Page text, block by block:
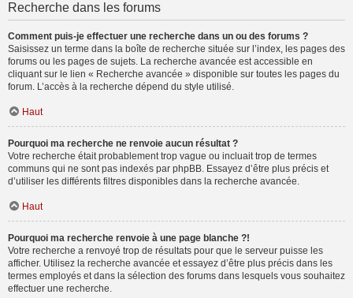
Recherche dans les forums
Comment puis-je effectuer une recherche dans un ou des forums ?
Saisissez un terme dans la boîte de recherche située sur l’index, les pages des
forums ou les pages de sujets. La recherche avancée est accessible en
cliquant sur le lien « Recherche avancée » disponible sur toutes les pages du
forum. L’accès à la recherche dépend du style utilisé.
Haut
Pourquoi ma recherche ne renvoie aucun résultat ?
Votre recherche était probablement trop vague ou incluait trop de termes
communs qui ne sont pas indexés par phpBB. Essayez d’être plus précis et
d’utiliser les différents filtres disponibles dans la recherche avancée.
Haut
Pourquoi ma recherche renvoie à une page blanche ?!
Votre recherche a renvoyé trop de résultats pour que le serveur puisse les
afficher. Utilisez la recherche avancée et essayez d’être plus précis dans les
termes employés et dans la sélection des forums dans lesquels vous souhaitez
effectuer une recherche.